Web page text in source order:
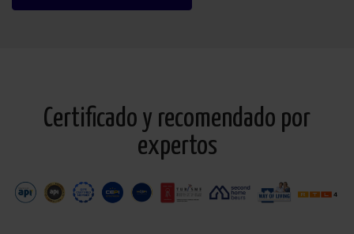
Certificado y recomendado por
expertos